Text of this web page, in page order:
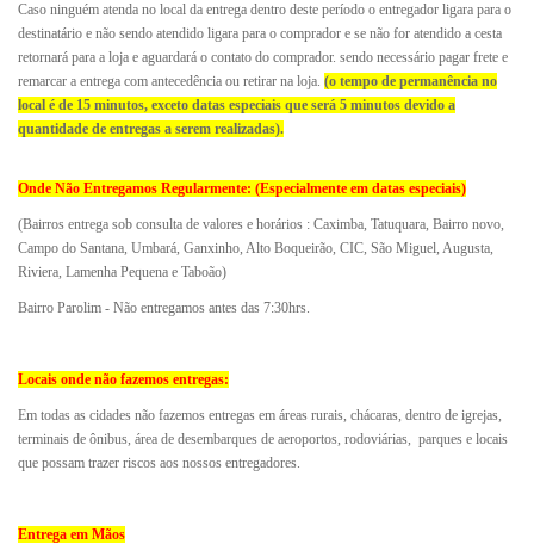
Caso ninguém atenda no local da entrega dentro deste período o entregador ligara para o
destinatário e não sendo atendido ligara para o comprador e se não for atendido a cesta
retornará para a loja e aguardará o contato do comprador. sendo necessário pagar frete e
remarcar a entrega com antecedência ou retirar na loja. (o tempo de permanência no
local é de 15 minutos, exceto datas especiais que será 5 minutos devido a
quantidade de entregas a serem realizadas).
Onde Não Entregamos Regularmente: (Especialmente em datas especiais)
(Bairros entrega sob consulta de valores e horários : Caximba, Tatuquara, Bairro novo,
Campo do Santana, Umbará, Ganxinho, Alto Boqueirão, CIC, São Miguel, Augusta,
Riviera, Lamenha Pequena e Taboão)
Bairro Parolim - Não entregamos antes das 7:30hrs.
Locais onde não fazemos entregas:
Em todas as cidades não fazemos entregas em áreas rurais, chácaras, dentro de igrejas,
terminais de ônibus, área de desembarques de aeroportos, rodoviárias, parques e locais
que possam trazer riscos aos nossos entregadores.
Entrega em Mãos